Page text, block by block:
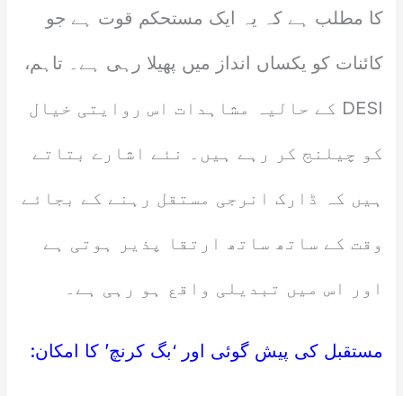
کا مطلب ہے کہ یہ ایک مستحکم قوت ہے جو
کائنات کو یکساں انداز میں پھیلا رہی ہے۔ تاہم،
DESI کے حالیہ مشاہدات اس روایتی خیال
کو چیلنج کر رہے ہیں۔ نئے اشارے بتاتے
ہیں کہ ڈارک انرجی مستقل رہنے کے بجائے
وقت کے ساتھ ساتھ ارتقا پذیر ہوتی ہے
اور اس میں تبدیلی واقع ہو رہی ہے۔
مستقبل کی پیش گوئی اور ‘بگ کرنچ’ کا امکان: